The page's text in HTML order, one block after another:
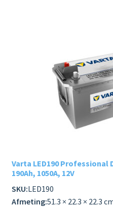
Varta LED190 Professional
190Ah, 1050A, 12V
SKU:LED190
Afmeting:51.3 × 22.3 × 22.3